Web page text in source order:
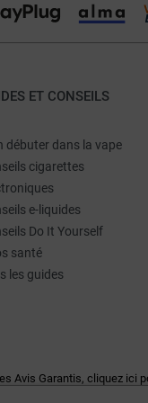
ET CONSEILS
débuter dans la vape
cigarettes
e-liquides
Do It Yourself
santé
les guides
Avis Garantis, cliquez ici